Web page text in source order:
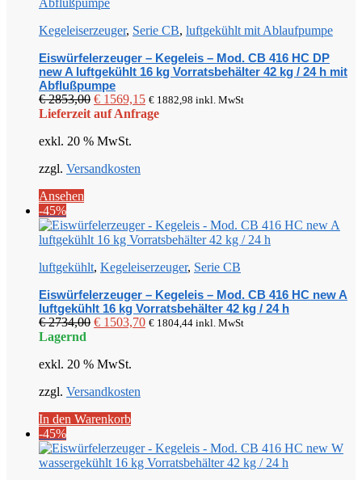
Kegeleiserzeuger, Serie CB, luftgekühlt mit Ablaufpumpe
Eiswürfelerzeuger – Kegeleis – Mod. CB 416 HC DP
new A luftgekühlt 16 kg Vorratsbehälter 42 kg / 24 h mit
Abflußpumpe
€2853,00 Ursprünglicher
Preis
€ 2853,00
€ 1569,15Aktueller
Preis
€ 1882,98 inkl. MwSt
Lieferzeit auf Anfrage
exkl. 20 % MwSt.
zzgl. Versandkosten
Ansehen
-45%
luftgekühlt, Kegeleiserzeuger, Serie CB
Eiswürfelerzeuger – Kegeleis – Mod. CB 416 HC new A
luftgekühlt 16 kg Vorratsbehälter 42 kg / 24 h
€2734,00 Ursprünglicher
€ 2734,00
€ 1503,70Aktueller
€ 1804,44 inkl. MwSt
Lagernd
exkl. 20 % MwSt.
zzgl. Versandkosten
In den Warenkorb
-45%